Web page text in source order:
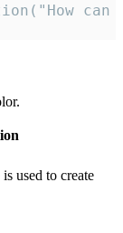
used to create